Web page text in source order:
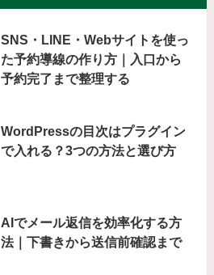
SNS・LINE・Webサイトを使っ
た予約導線の作り方｜入口から
予約完了まで整理する
WordPressの目次はプラグイン
で入れる？3つの方法と選び方
AIでメール返信を効率化する方
法｜下書きから送信前確認まで